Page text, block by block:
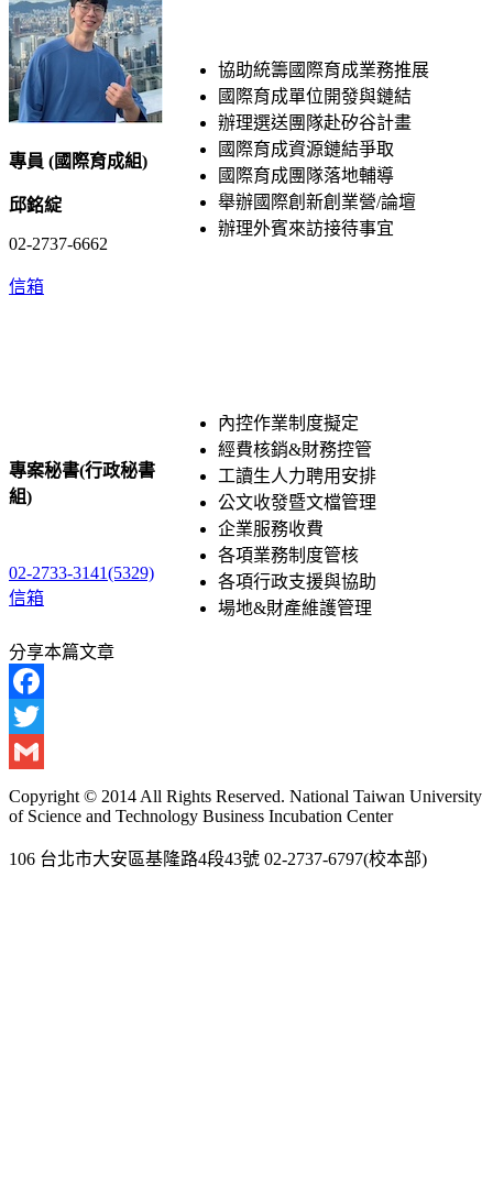
專員 (國際育成組​)
邱銘綻
02-2737-6662
信箱
協助統籌國際育成業務推展
國際育成單位開發與鏈結
辦理選送團隊赴矽谷計畫
國際育成資源鏈結爭取
國際育成團隊落地輔導
舉辦國際創新創業營/論壇
辦理外賓來訪接待事宜
專案秘書(行政秘書
組)
02-2733-3141(5329)
信箱
內控作業制度擬定
經費核銷&財務控管
工讀生人力聘用安排
公文收發暨文檔管理
企業服務收費
各項業務制度管核
各項行政支援與協助
場地&財產維護管理
分享本篇文章
Facebook
Twitter
Gmail
Copyright © 2014 All Rights Reserved. National Taiwan University
of Science and Technology Business Incubation Center
106 台北市大安區基隆路4段43號 02-2737-6797(校本部)